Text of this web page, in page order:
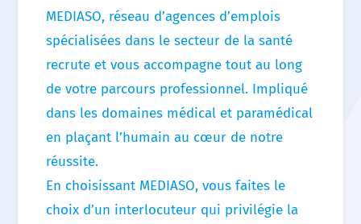
Nos agences
Nos actualités
Nos offres d’emploi
Contact
MEDIASO, réseau d’agences d’emplois
spécialisées dans le secteur de la santé
recrute et vous accompagne tout au long
de votre parcours professionnel. Impliqué
dans les domaines médical et paramédical
en plaçant l’humain au cœur de notre
réussite.
En choisissant MEDIASO, vous faites le
choix d’un interlocuteur qui privilégie la